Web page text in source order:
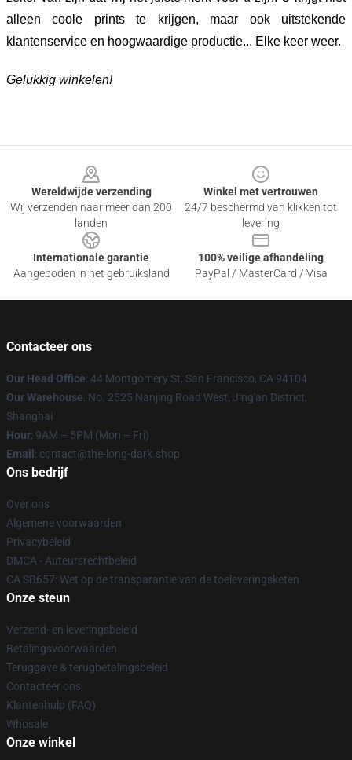
alleen coole prints te krijgen, maar ook uitstekende
klantenservice en hoogwaardige productie... Elke keer weer.
Gelukkig winkelen!
Wereldwijde verzending
Wij verzenden naar meer dan 200
landen
Winkel met vertrouwen
24/7 beschermd van klikken tot
levering
Internationale garantie
Aangeboden in het gebruiksland
100% veilige afhandeling
PayPal / MasterCard / Visa
Contacteer ons
Our Head Office: 44 Montgomery St, San Francisco, CA 94104
Our Warehouse: No. 2525 Nanjing Road West, Jing'an District,
Shanghai
Hour: 9AM – 5PM (Mon – Fri)
Email : contact@the-long-dark.shop
Ons bedrijf
Over ons
Algemene voorwaarden
Privacybeleid
DMCA - Auteursrechtbeleid
CA SB657: Wet op de transparantie van de toeleveringsketen
Onze steun
Verzend- en leveringsbeleid
Betalingsvoorwaarden
Teruggave & terugbetalingsbeleid
Contacteer ons
Klantenhulp (FAQ)
Whosale
Onze winkel